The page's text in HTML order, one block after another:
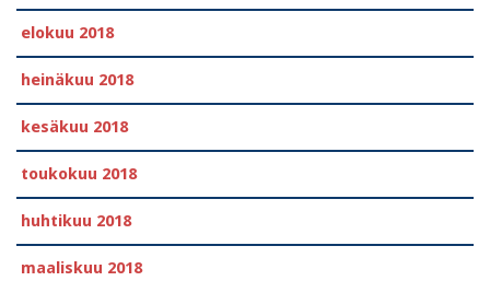
elokuu 2018
heinäkuu 2018
kesäkuu 2018
toukokuu 2018
huhtikuu 2018
maaliskuu 2018